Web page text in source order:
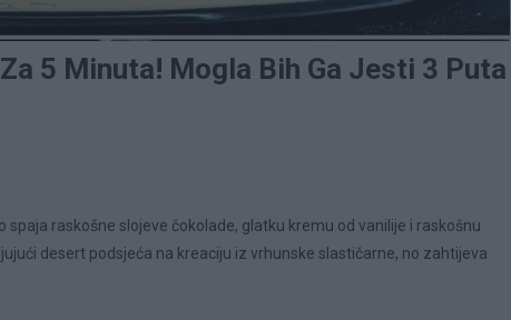
5 Minuta! Mogla Bih Ga Jesti 3 Puta
raskošne slojeve čokolade, glatku kremu od vanilije i raskošnu
desert podsjeća na kreaciju iz vrhunske slastičarne, no zahtijeva